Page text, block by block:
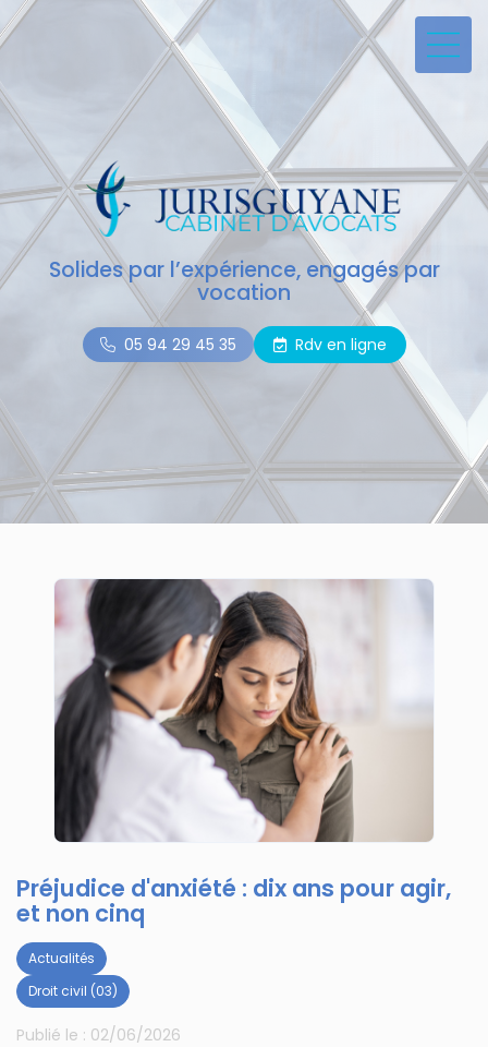
Solides par l’expérience, engagés par
vocation
05 94 29 45 35 Rdv en ligne
Préjudice d'anxiété : dix ans pour agir,
et non cinq
Publié le : 02/06/2026
Actualités
Droit civil (03)